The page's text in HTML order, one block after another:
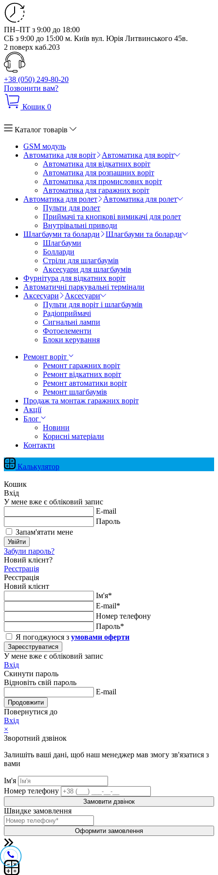
ПН–ПТ з 9:00 до 18:00
СБ з 9:00 до 15:00 м. Київ вул. Юрія Литвинського 45в.
2 поверх каб.203
+38 (050) 249-80-20
Позвонити вам?
Кошик 0
Каталог товарів
GSM модуль
Автоматика для воріт
Автоматика для воріт
Автоматика для відкатних воріт
Автоматика для розпашних воріт
Автоматика для промислових воріт
Автоматика для гаражних воріт
Автоматика для ролет
Автоматика для ролет
Пульти для ролет
Приймачі та кнопкові вимикачі для ролет
Внутрівальні приводи
Шлагбауми та боларди
Шлагбауми та боларди
Шлагбауми
Болларди
Стріли для шлагбаумів
Аксесуари для шлагбаумів
Фурнітура для відкатних воріт
Автоматичні паркувальні термінали
Аксесуари
Аксесуари
Пульти для воріт і шлагбаумів
Радіоприймачі
Сигнальні лампи
Фотоелементи
Блоки керування
Ремонт воріт
Ремонт гаражних воріт
Ремонт відкатних воріт
Ремонт автоматики воріт
Ремонт шлагбаумів
Продаж та монтаж гаражних воріт
Акції
Блог
Новини
Корисні матеріали
Контакти
Калькулятор
Кошик
Вхід
У мене вже є обліковий запис
E-mail
Пароль
Запам'ятати мене
Увійти
Забули пароль?
Новий клієнт?
Реєстрація
Реєстрація
Новий клієнт
Ім'я*
E-mail*
Номер телефону
Пароль*
Я погоджуюся з умовами оферти
Зареєструватися
У мене вже є обліковий запис
Вхід
Скинути пароль
Відновіть свій пароль
E-mail
Продовжити
Повернутися до
Вхід
×
Зворотний дзвінок
Залишіть ваші дані, щоб наш менеджер мав змогу зв'язатися з
вами
Ім'я
Номер телефону
Замовити дзвінок
Швидке замовлення
Оформити замовлення